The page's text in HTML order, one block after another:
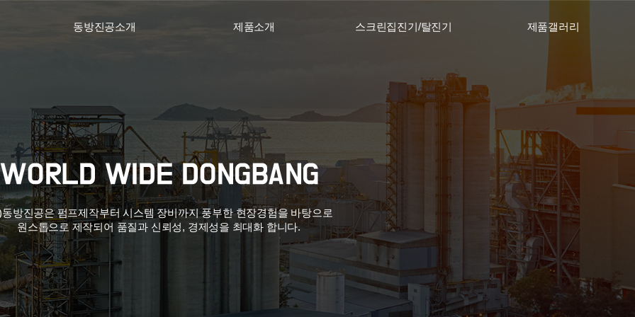
동방진공소개 제품소개 스크린집진기/탈진기 제품갤러리
동방진공은 펌프제작부터 시스템 장비까지 풍부한 현장경험을 바탕으로
원스톱으로 제작되어 품질과 신뢰성, 경제성을 최대화 합니다.